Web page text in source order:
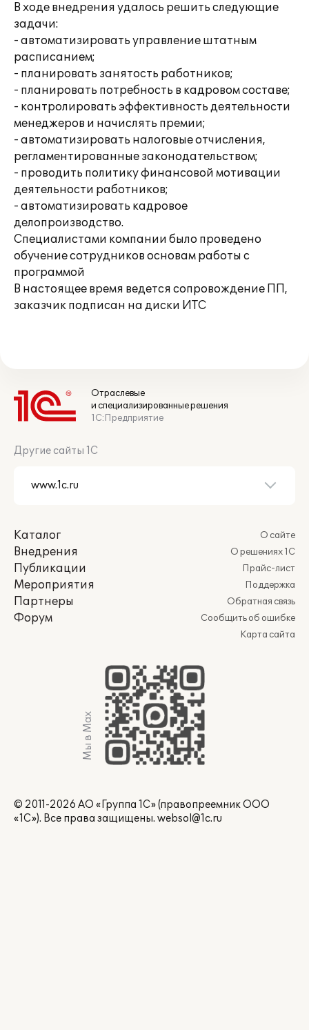
В ходе внедрения удалось решить следующие
задачи:
- автоматизировать управление штатным
расписанием;
- планировать занятость работников;
- планировать потребность в кадровом составе;
- контролировать эффективность деятельности
менеджеров и начислять премии;
- автоматизировать налоговые отчисления,
регламентированные законодательством;
- проводить политику финансовой мотивации
деятельности работников;
- автоматизировать кадровое
делопроизводство.
Специалистами компании было проведено
обучение сотрудников основам работы с
программой
В настоящее время ведется сопровождение ПП,
заказчик подписан на диски ИТС
Отраслевые
и специализированные решения
1С:Предприятие
Другие сайты 1С
Каталог
Внедрения
Публикации
Мероприятия
Партнеры
Форум
О сайте
О решениях 1С
Прайс-лист
Поддержка
Обратная связь
Сообщить об ошибке
Карта сайта
Мы в Max
© 2011-2026 АО «Группа 1С» (правопреемник ООО
«1С»). Все права защищены. websol@1c.ru